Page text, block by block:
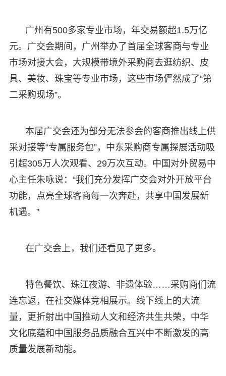
广州有500多家专业市场，年交易额超1.5万亿
元。广交会期间，广州举办了首届全球客商与专业
市场对接大会，大规模带境外采购商去逛纺织、皮
具、美妆、珠宝等专业市场，这些市场俨然成了“第
二采购现场”。
本届广交会还为部分无法参会的客商推出线上供
采对接等“专属服务包”，中东采购商专属探展活动吸
引超305万人次观看、29万次互动。中国对外贸易中
心主任朱咏说：“我们充分发挥广交会对外开放平台
功能，点亮全球客商每一次奔赴，共享中国发展新
机遇。”
在广交会上，我们还看见了更多。
特色餐饮、珠江夜游、非遗体验……采购商们流
连忘返，在社交媒体竞相展示。线下线上的大流
量，更折射出中国推动人文和经济共生共荣，中华
文化底蕴和中国服务品质融合互兴中不断激发的高
质量发展新动能。